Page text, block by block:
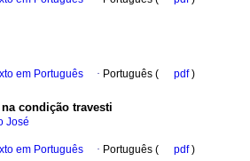
em Português · Português ( pdf)
condição travesti
José
em Português · Português ( pdf)